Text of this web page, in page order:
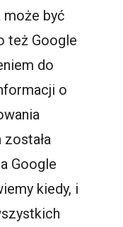
może być
też Google
do
o
Google
kiedy, i